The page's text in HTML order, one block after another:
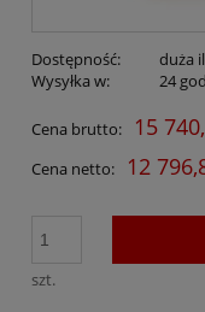
Dostępność:
duża
Wysyłka w:
24
Cena brutto: 15
Cena netto: 12
szt.